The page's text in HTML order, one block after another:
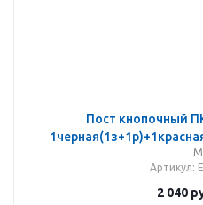
Пост кнопочный
Артикул:
2 040